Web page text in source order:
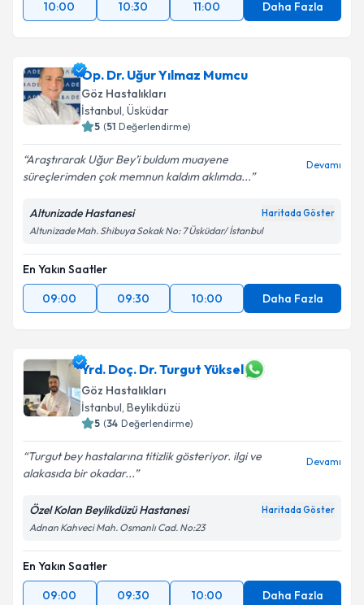
10:00 10:30 11:00 Daha Fazla
Op. Dr. Uğur Yılmaz Mumcu
Göz Hastalıkları
İstanbul, Üsküdar
5 (51 Değerlendirme)
Araştırarak Uğur Bey’i buldum muayene
süreçlerimden çok memnun kaldım aklımda...
Devamı
Altunizade Hastanesi Haritada Göster
Altunizade Mah. Shibuya Sokak No: 7 Üsküdar/ İstanbul
En Yakın Saatler
09:00
09:30 10:00 Daha Fazla
Yrd. Doç. Dr. Turgut Yüksel
Göz Hastalıkları
İstanbul, Beylikdüzü
5 (34 Değerlendirme)
Turgut bey hastalarına titizlik gösteriyor. ilgi ve
alakasıda bir okadar...
Devamı
Özel Kolan Beylikdüzü Hastanesi Haritada Göster
Adnan Kahveci Mah. Osmanlı Cad. No:23
En Yakın Saatler
09:00
09:30 10:00 Daha Fazla